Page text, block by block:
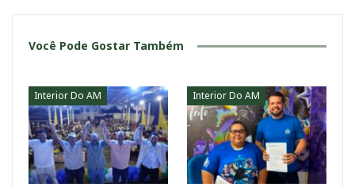
Você Pode Gostar Também
Interior Do AM Interior Do AM